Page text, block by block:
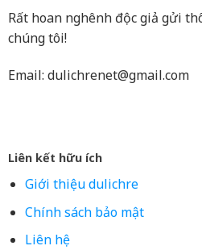
Rất hoan nghênh độc giả gửi
chúng tôi!
Email: dulichrenet@gmail.com
Liên kết hữu ích
Giới thiệu dulichre
Chính sách bảo mật
Liên hệ